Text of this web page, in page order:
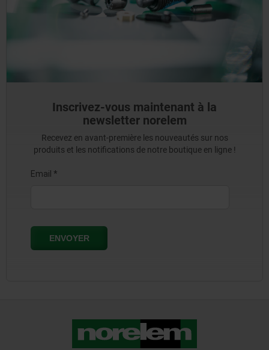
Inscrivez-vous maintenant à la
newsletter norelem
Recevez en avant-première les nouveautés sur nos
produits et les notifications de notre boutique en ligne !